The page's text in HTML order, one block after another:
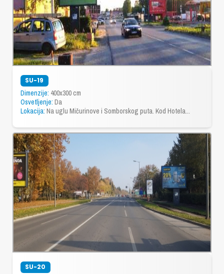
SU-19
Dimenzije: 400x300 cm
Osvetljenje: Da
Lokacija: Na uglu Mičurinove i Somborskog puta. Kod Hotela...
SU-20